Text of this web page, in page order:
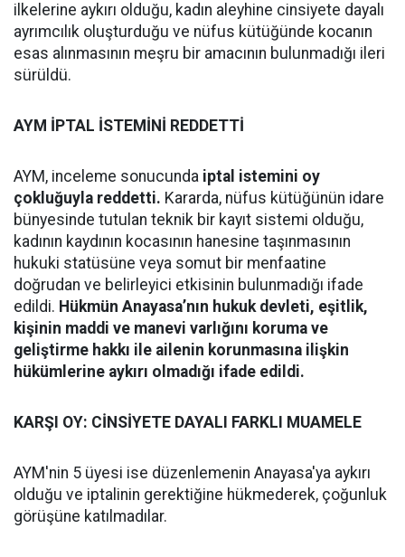
ilkelerine aykırı olduğu, kadın aleyhine cinsiyete dayalı
ayrımcılık oluşturduğu ve nüfus kütüğünde kocanın
esas alınmasının meşru bir amacının bulunmadığı ileri
sürüldü.
AYM İPTAL İSTEMİNİ REDDETTİ
AYM, inceleme sonucunda iptal istemini oy
çokluğuyla reddetti. Kararda, nüfus kütüğünün idare
bünyesinde tutulan teknik bir kayıt sistemi olduğu,
kadının kaydının kocasının hanesine taşınmasının
hukuki statüsüne veya somut bir menfaatine
doğrudan ve belirleyici etkisinin bulunmadığı ifade
edildi. Hükmün Anayasa’nın hukuk devleti, eşitlik,
kişinin maddi ve manevi varlığını koruma ve
geliştirme hakkı ile ailenin korunmasına ilişkin
hükümlerine aykırı olmadığı ifade edildi.
KARŞI OY: CİNSİYETE DAYALI FARKLI MUAMELE
AYM'nin 5 üyesi ise düzenlemenin Anayasa'ya aykırı
olduğu ve iptalinin gerektiğine hükmederek, çoğunluk
görüşüne katılmadılar.